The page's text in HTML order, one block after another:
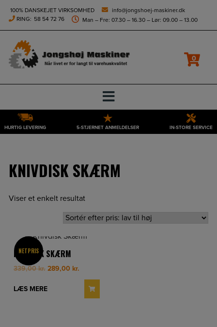
height="0" width="0" style="display:none;visibility:hidden">
Hop
100% DANSKEJET VIRKSOMHED
info@jongshoej-maskiner.dk
RING: 58 54 72 76 Man – Fre: 07.30 – 16.30 – Lør: 09.00 – 13.00
0
HURTIG LEVERING 5-STJERNET ANMELDELSER IN-STORE SERVICE
KNIVDISK SKÆRM
Viser et enkelt resultat
NETPRIS
KNIVDISK SKÆRM
339,00kr. Original
was:
289,00 kr.Current
price
289,00 kr..
LÆS MERE